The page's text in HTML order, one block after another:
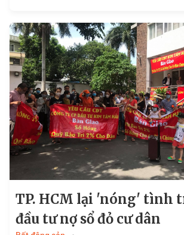
TP. HCM lại 'nóng' tình
đầu tư nợ sổ đỏ cư dân